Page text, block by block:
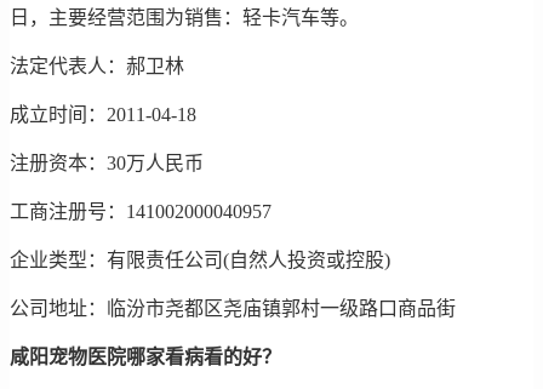
日，主要经营范围为销售：轻卡汽车等。
法定代表人：郝卫林
成立时间：2011-04-18
注册资本：30万人民币
工商注册号：141002000040957
企业类型：有限责任公司(自然人投资或控股)
公司地址：临汾市尧都区尧庙镇郭村一级路口商品街
咸阳宠物医院哪家看病看的好？